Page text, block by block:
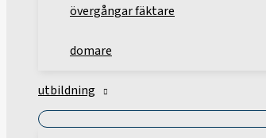
övergångar fäktare
domare
utbildning